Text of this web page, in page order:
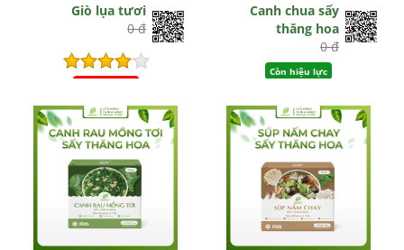
Giò lụa tươi
0 đ
Canh chua sấy
thăng hoa
0 đ
Còn hiệu lực